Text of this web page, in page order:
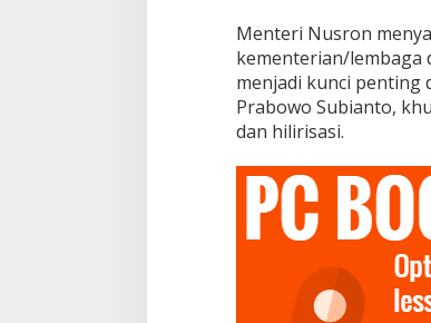
Menteri Nusron
kementerian/lembaga
menjadi kunci penting
Prabowo Subianto,
dan hilirisasi.